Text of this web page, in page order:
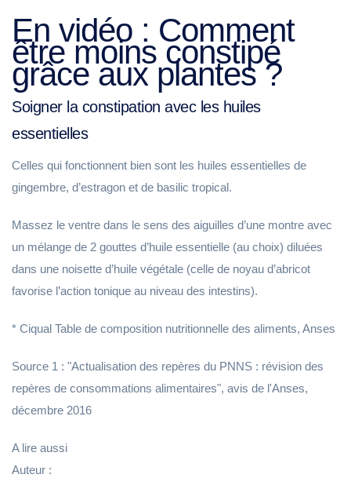
En vidéo : Comment
être moins constipé
grâce aux plantes ?
Soigner la constipation avec les huiles
essentielles
Celles qui fonctionnent bien sont les huiles essentielles de
gingembre, d’estragon et de basilic tropical.
Massez le ventre dans le sens des aiguilles d’une montre avec
un mélange de 2 gouttes d’huile essentielle (au choix) diluées
dans une noisette d’huile végétale (celle de noyau d’abricot
favorise l’action tonique au niveau des intestins).
* Ciqual Table de composition nutritionnelle des aliments, Anses
Source 1 : "Actualisation des repères du PNNS : révision des
repères de consommations alimentaires", avis de l'Anses,
décembre 2016
A lire aussi
Auteur :